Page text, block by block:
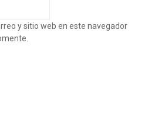
y sitio web en este navegador